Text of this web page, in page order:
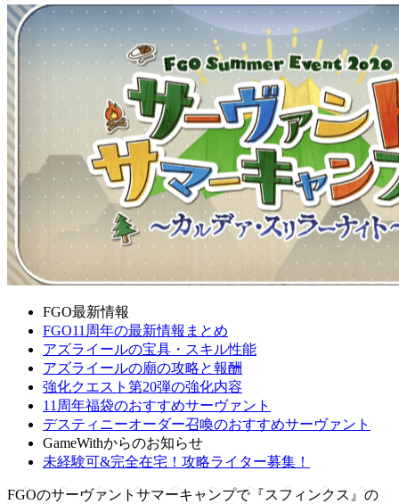
FGO最新情報
FGO11周年の最新情報まとめ
アズライールの宝具・スキル性能
アズライールの廟の攻略と報酬
強化クエスト第20弾の強化内容
11周年福袋のおすすめサーヴァント
デスティニーオーダー召喚のおすすめサーヴァント
GameWithからのお知らせ
未経験可&完全在宅！攻略ライター募集！
FGOのサーヴァントサマーキャンプで『スフィンクス』の